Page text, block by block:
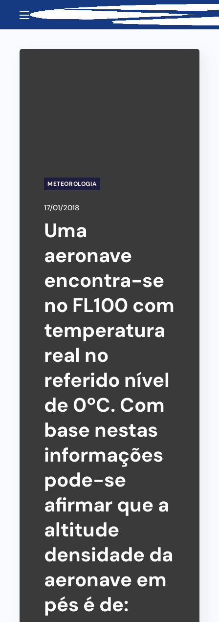
METEOROLOGIA
17/01/2018
Uma
aeronave
encontra-se
no FL100 com
temperatura
real no
referido nível
de 0ºC. Com
base nestas
informações
pode-se
afirmar que a
altitude
densidade da
aeronave em
pés é de: